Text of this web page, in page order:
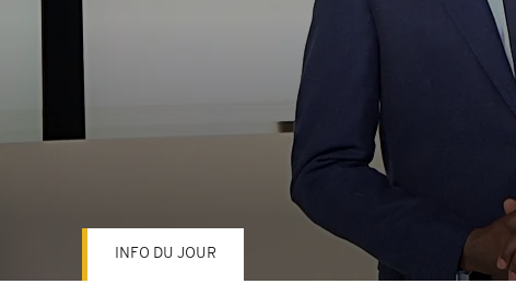
INFO DU JOUR